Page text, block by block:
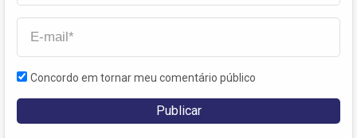
Concordo em tornar meu comentário público